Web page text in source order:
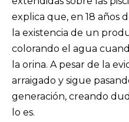
explica que, en 18 años
la existencia de un
colorando el agua
la orina. A pesar de la
arraigado y sigue
generación, creando
lo es.